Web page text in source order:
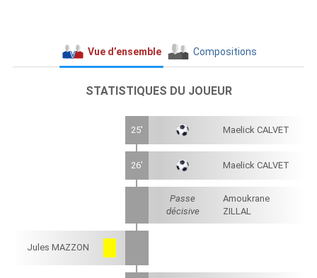
Vue d’ensemble Compositions
STATISTIQUES DU JOUEUR
25' Maelick CALVET
26' Maelick CALVET
Passe
décisive
Amoukrane
ZILLAL
Jules MAZZON